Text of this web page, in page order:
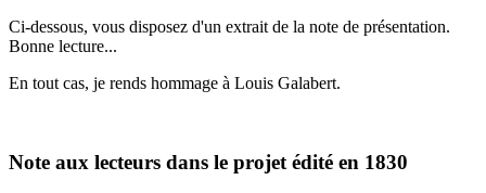
Ci-dessous, vous disposez d'un extrait de la note de présentation.
Bonne lecture...
En tout cas, je rends hommage à Louis Galabert.
Note aux lecteurs dans le projet édité en 1830